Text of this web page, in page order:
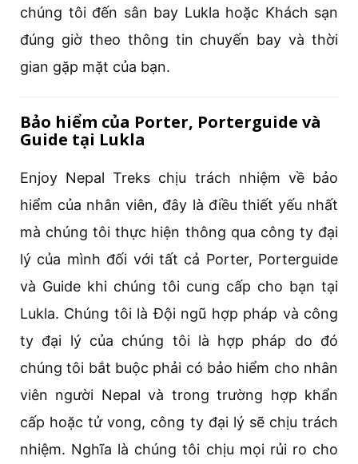
chúng tôi đến sân bay Lukla hoặc Khách sạn
đúng giờ theo thông tin chuyến bay và thời
gian gặp mặt của bạn.
Bảo hiểm của Porter, Porterguide và
Guide tại Lukla
Enjoy Nepal Treks chịu trách nhiệm về bảo
hiểm của nhân viên, đây là điều thiết yếu nhất
mà chúng tôi thực hiện thông qua công ty đại
lý của mình đối với tất cả Porter, Porterguide
và Guide khi chúng tôi cung cấp cho bạn tại
Lukla. Chúng tôi là Đội ngũ hợp pháp và công
ty đại lý của chúng tôi là hợp pháp do đó
chúng tôi bắt buộc phải có bảo hiểm cho nhân
viên người Nepal và trong trường hợp khẩn
cấp hoặc tử vong, công ty đại lý sẽ chịu trách
nhiệm. Nghĩa là chúng tôi chịu mọi rủi ro cho